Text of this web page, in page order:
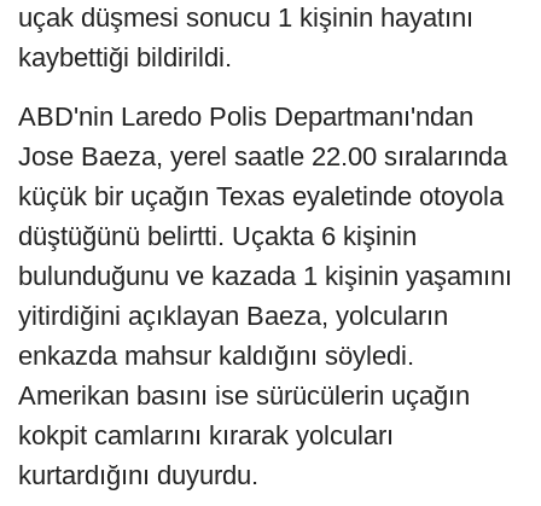
uçak düşmesi sonucu 1 kişinin hayatını
kaybettiği bildirildi.
ABD'nin Laredo Polis Departmanı'ndan
Jose Baeza, yerel saatle 22.00 sıralarında
küçük bir uçağın Texas eyaletinde otoyola
düştüğünü belirtti. Uçakta 6 kişinin
bulunduğunu ve kazada 1 kişinin yaşamını
yitirdiğini açıklayan Baeza, yolcuların
enkazda mahsur kaldığını söyledi.
Amerikan basını ise sürücülerin uçağın
kokpit camlarını kırarak yolcuları
kurtardığını duyurdu.